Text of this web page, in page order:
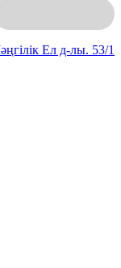
Ел д-лы. 53/1